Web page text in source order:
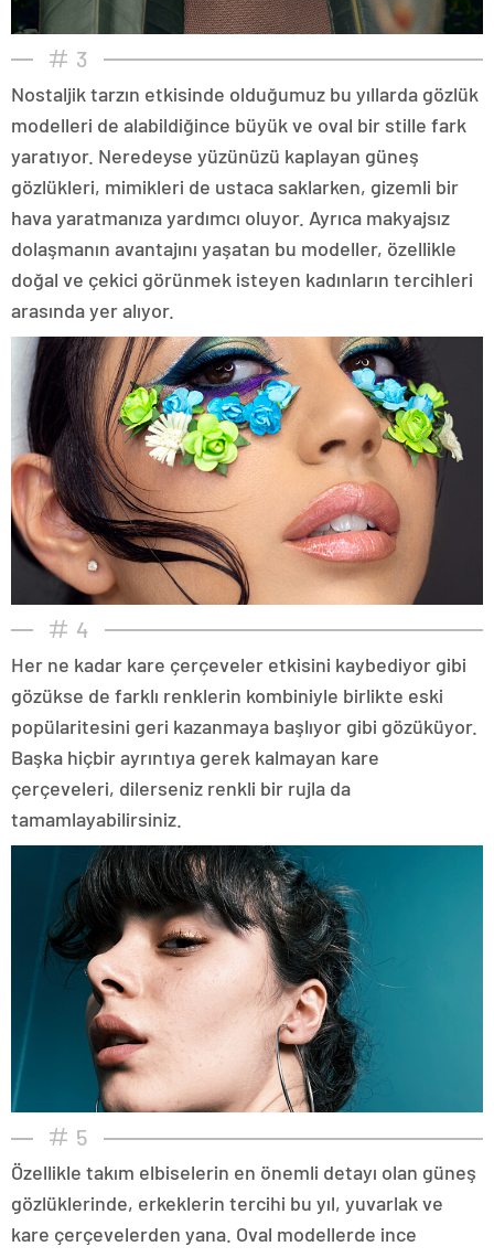
3
Nostaljik tarzın etkisinde olduğumuz bu yıllarda gözlük
modelleri de alabildiğince büyük ve oval bir stille fark
yaratıyor. Neredeyse yüzünüzü kaplayan güneş
gözlükleri, mimikleri de ustaca saklarken, gizemli bir
hava yaratmanıza yardımcı oluyor. Ayrıca makyajsız
dolaşmanın avantajını yaşatan bu modeller, özellikle
doğal ve çekici görünmek isteyen kadınların tercihleri
arasında yer alıyor.
4
Her ne kadar kare çerçeveler etkisini kaybediyor gibi
gözükse de farklı renklerin kombiniyle birlikte eski
popülaritesini geri kazanmaya başlıyor gibi gözüküyor.
Başka hiçbir ayrıntıya gerek kalmayan kare
çerçeveleri, dilerseniz renkli bir rujla da
tamamlayabilirsiniz.
5
Özellikle takım elbiselerin en önemli detayı olan güneş
gözlüklerinde, erkeklerin tercihi bu yıl, yuvarlak ve
kare çerçevelerden yana. Oval modellerde ince